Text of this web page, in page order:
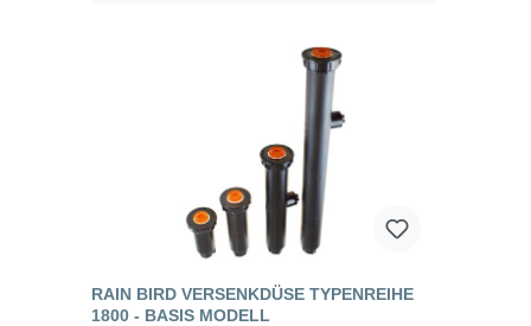
RAIN BIRD VERSENKDÜSE TYPENREIHE
1800 - BASIS MODELL